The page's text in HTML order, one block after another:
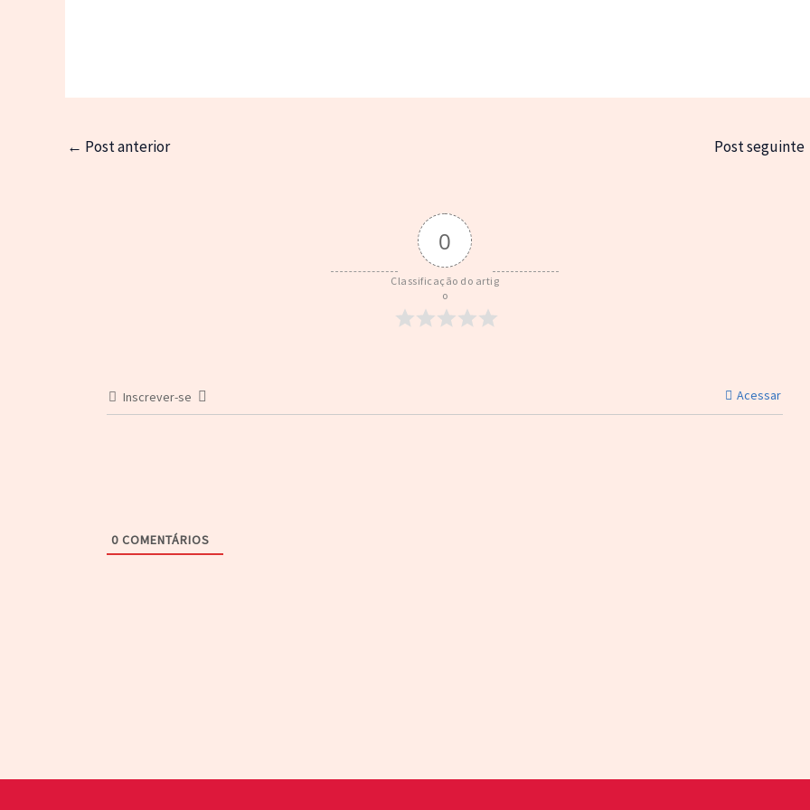
← Post anterior Post seguinte
0
Classificação do artig
o
Inscrever-se Acessar
0 COMENTÁRIOS